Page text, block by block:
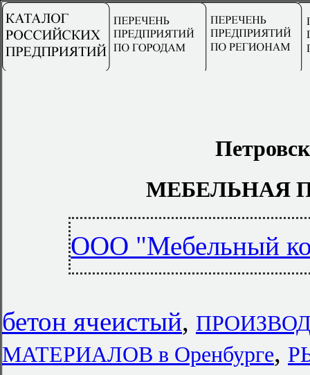
МЕБЕЛЬНАЯ
ООО "Мебельный
бетон ячеистый,
МАТЕРИАЛОВ в Оренбурге,